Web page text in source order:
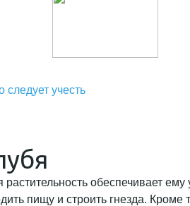
следует учесть
растительность обеспечивает
пищу и строить гнезда.